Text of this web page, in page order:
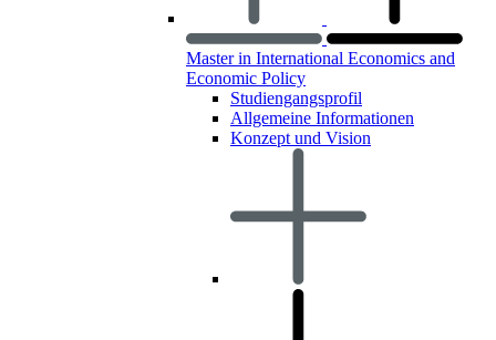
Master in International Economics and
Economic Policy
Studiengangsprofil
Allgemeine Informationen
Konzept und Vision